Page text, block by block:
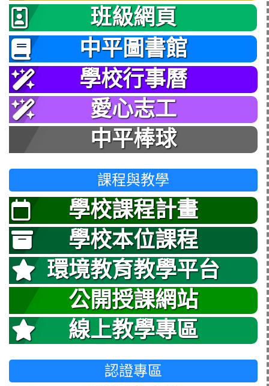
班級網頁
中平圖書館
學校行事曆
愛心志工
中平棒球
課程與教學
學校課程計畫
學校本位課程
環境教育教學平台
公開授課網站
線上教學專區
認證專區